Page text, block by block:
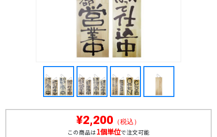
¥2,200 （税込）
この商品は1個単位で注文可能